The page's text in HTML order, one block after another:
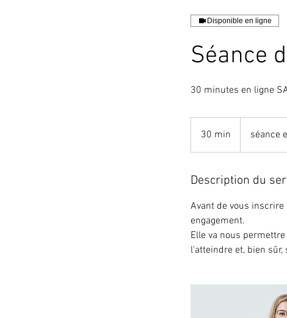
Disponible en ligne
Séance
30 minutes en ligne
30 min
0
i
séance
Description du
Avant de vous
engagement.
Elle va nous
l'atteindre et, bien